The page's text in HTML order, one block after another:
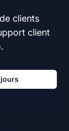
clients
client